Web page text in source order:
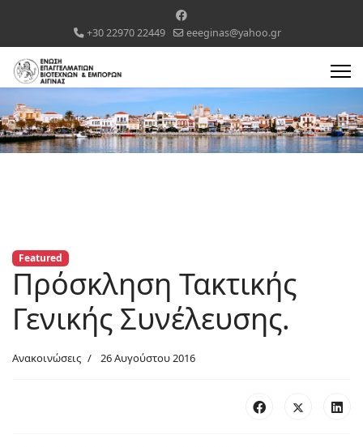
+30 22970 22449 eeeginas@yahoo.gr
Featured
Πρόσκληση Τακτικής
Γενικής Συνέλευσης.
Ανακοινώσεις 26 Αυγούστου 2016